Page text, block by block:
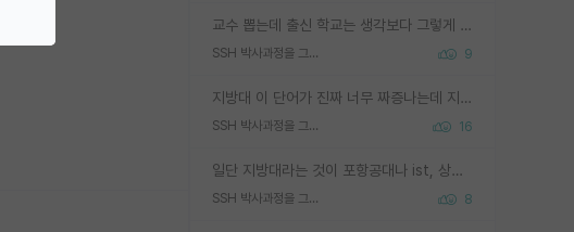
교수 뽑는데 출신 학교는 생각보다 그렇게 안 봄. 앞으로는 더 안 보게 될거임. 박사는 어디서 진행해도 됨. 단, 제대로 쌓고 좋은 실적 만들 수 있다면. 그런데 지방대는 그럴 가능성이 지극히 낮음. 나만 열심히 잘 하면 된다? 인간은 주변 환경에 지배되는 나약한 존재임. 주변의 지방대 대학원생과 섞이고 지방 특유의 여유로움 또는 나쁘게 얘기해서 나태함에 젖어 살다보면 교수의 꿈 자체를 잊어버리게 될 가능성도 있음. 주변 환경이 70~80%임.
SSH 박사과정을 그만두고 지방대 박사로 옮기면 교수의 꿈은 끝일까요? 9
지방대 이 단어가 진짜 너무 짜증나는데 지방대면 다 그냥 쓰레기인가요? 무슨 말 같지도 않은 댓글들이 있는건지??? 지방에도 충분히 좋은 대학 많고 충분히 잘하는 교수님들 많습니다 포항공대 4개 IST 대표 지거국들 여기 모두 다 지방에 있고 여기 출신들 중에 교수하는 분들 적지 않습니다 지거국 출신이 무슨 교수를 하냐?라고 생각할 사람들 많은데 상위 대표 지거국에 아웃라이어들 많습니다 결국 개인의 연구역량과 실적이 중요합니다 이 역량을 펼치는데 있어서 지도교수와의 합도 중요합니다. 그리고 경력이 필요하면 해외포닥까지 다녀오세요
SSH 박사과정을 그만두고 지방대 박사로 옮기면 교수의 꿈은 끝일까요? 16
일단 지방대라는 것이 포항공대나 ist, 상위 지거국은 아니라고 생각하겠습니다. 그런곳은 서성한에 비해 소위 대학 네임밸류가 크게 뒤떨어지지는 않으니까요. 대학 이름이 중요하냐? 당연합니다. 대학 이름이 좋아서 좋은 아웃풋이 나오는 것이냐, 좋은 대학은 좋은 사람과 좋은 기회가 몰려있으니 아웃풋도 자연스럽게 좋아지는 것이냐? 대답하기 어려운 문제입니다. 아직 한국 사회에서 학벌을 보는 것도, 특히 이공계를 중심으로 학벌보다는 실적 위주라는 분위기가 형성되는 것도 사실입니다. 지방대 출신으로 전임교수가 될수 있느냐? 가능 불가능을 따지면 당연히 가능입니다. 지방대 박사 출신으로 전임교원이 된 경우가 실제로 있으니까요. 현실적인 가능성이 있느냐? 지금 이정도 대학의 교수가 되고싶다고 생각되는 대학 들어가서 컴공과 교수 목록 켜고 박사 어디서 받았는지 쭉 한번 보세요. 냉정하게 지방대 출신인 분들이 많지는 않으실겁니다.
SSH 박사과정을 그만두고 지방대 박사로 옮기면 교수의 꿈은 끝일까요? 8